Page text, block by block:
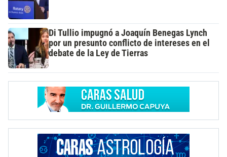
Di Tullio impugnó a Joaquín Benegas Lynch
por un presunto conflicto de intereses en el
debate de la Ley de Tierras